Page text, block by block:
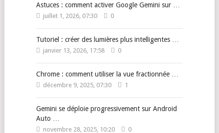
Astuces : comment activer Google Gemini sur …
juillet 1, 2026, 07:30 0
Tutoriel : créer des lumières plus intelligentes …
janvier 13, 2026, 17:58 0
Chrome : comment utiliser la vue fractionnée …
décembre 9, 2025, 07:30 1
Gemini se déploie progressivement sur Android
Auto …
novembre 28, 2025, 10:20 0